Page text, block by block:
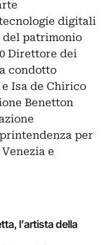
digitali
del patrimonio
Direttore dei
condotto
Isa de Chirico
Benetton
per
e
l’artista della